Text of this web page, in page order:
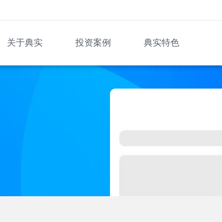
关于典实 投资案例 典实特色